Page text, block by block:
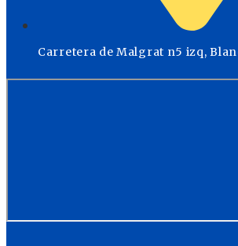
Carretera de Malgrat n5 izq,